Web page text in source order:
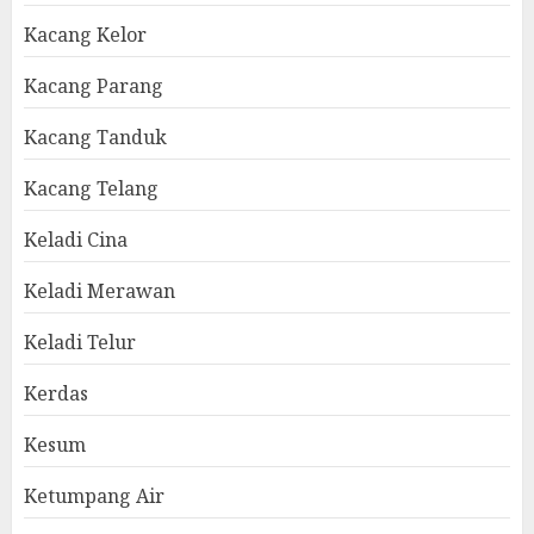
Kacang Kelor
Kacang Parang
Kacang Tanduk
Kacang Telang
Keladi Cina
Keladi Merawan
Keladi Telur
Kerdas
Kesum
Ketumpang Air